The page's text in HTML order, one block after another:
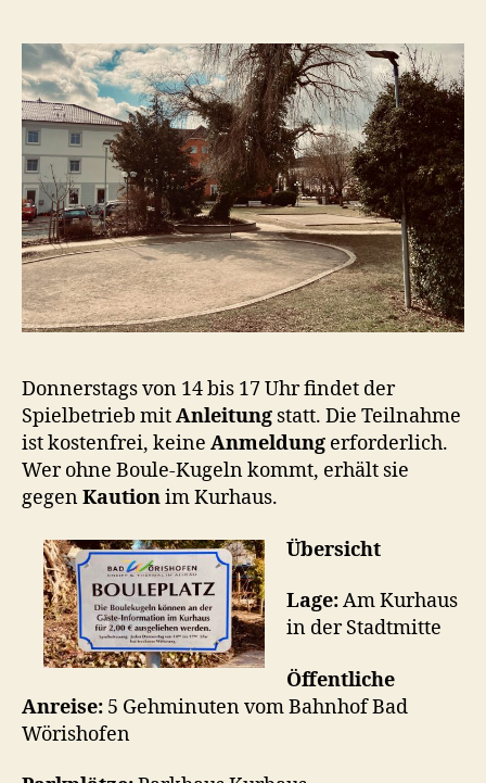
Donnerstags von 14 bis 17 Uhr findet der
Spielbetrieb mitAnleitung statt. Die Teilnahme
ist kostenfrei, keine Anmeldung erforderlich.
Wer ohne Boule-Kugeln kommt, erhält sie
gegenKautionim Kurhaus.
Übersicht
Lage:Am Kurhaus
in der Stadtmitte
Öffentliche
Anreise: 5 Gehminuten vom Bahnhof Bad
Wörishofen